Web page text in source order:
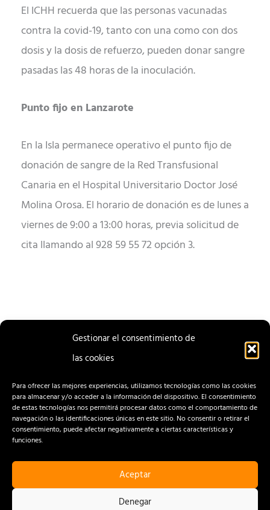
Gestionar el consentimiento de
las cookies
Para ofrecer las mejores experiencias, utilizamos tecnologías como las cookies
para almacenar y/o acceder a la información del dispositivo. El consentimiento
de estas tecnologías nos permitirá procesar datos como el comportamiento de
navegación o las identificaciones únicas en este sitio. No consentir o retirar el
consentimiento, puede afectar negativamente a ciertas características y
funciones.
Aceptar
Denegar
El ICHH recuerda que las personas vacunadas
contra la covid-19, tanto con una como con dos
dosis y la dosis de refuerzo, pueden donar sangre
pasadas las 48 horas de la inoculación.
Punto fijo en Lanzarote
En la Isla permanece operativo el punto fijo de
donación de sangre de la Red Transfusional
Canaria en el Hospital Universitario Doctor José
Molina Orosa. El horario de donación es de lunes a
viernes de 9:00 a 13:00 horas, previa solicitud de
cita llamando al 928 59 55 72 opción 3.
ENTRADA
CONTACTO
AVISO LEGAL